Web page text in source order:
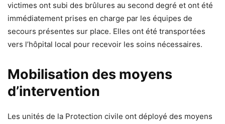
victimes ont subi des brûlures au second degré et ont été
immédiatement prises en charge par les équipes de
secours présentes sur place. Elles ont été transportées
vers l’hôpital local pour recevoir les soins nécessaires.
Mobilisation des moyens
d’intervention
Les unités de la Protection civile ont déployé des moyens